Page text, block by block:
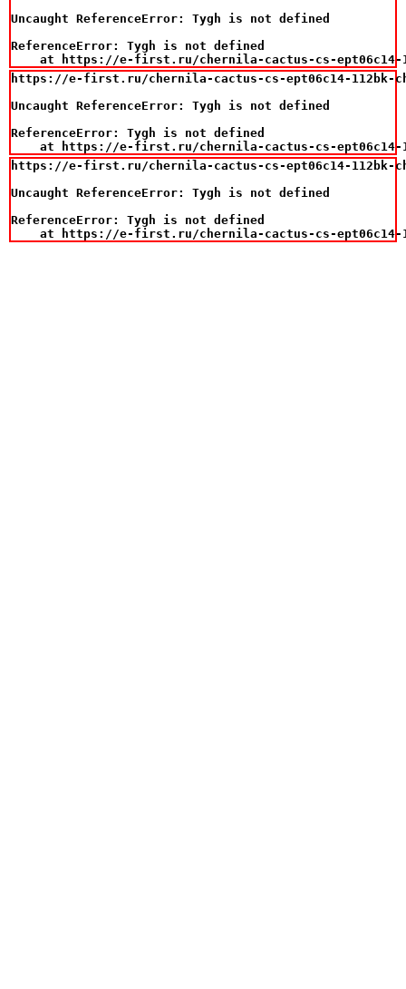
Uncaught ReferenceError: Tygh is not defined
ReferenceError: Tygh is not defined
at https://e-first.ru/chernila-cactus-cs-
https://e-first.ru/chernila-cactus-cs-ept06c14-112bk-
Uncaught ReferenceError: Tygh is not defined
ReferenceError: Tygh is not defined
at https://e-first.ru/chernila-cactus-cs-
https://e-first.ru/chernila-cactus-cs-ept06c14-112bk-
Uncaught ReferenceError: Tygh is not defined
ReferenceError: Tygh is not defined
at https://e-first.ru/chernila-cactus-cs-